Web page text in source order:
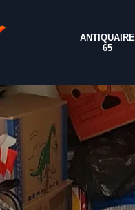
ANTIQUAIRE
65